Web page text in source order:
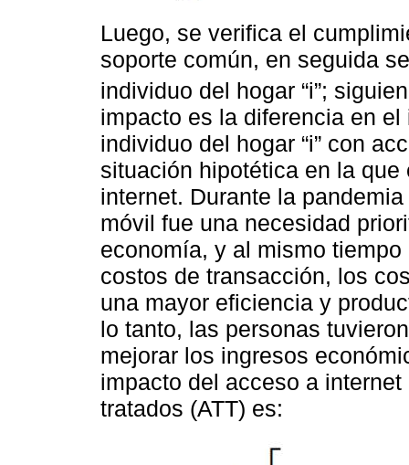
Luego, se verifica el
soporte común, en seguida
individuo del hogar “i”;
impacto es la diferencia en
individuo del hogar “i” con
situación hipotética en la que
internet. Durante la
móvil fue una necesidad
economía, y al mismo
costos de transacción, los
una mayor eficiencia y
lo tanto, las personas
mejorar los ingresos
impacto del acceso a
tratados (ATT) es: